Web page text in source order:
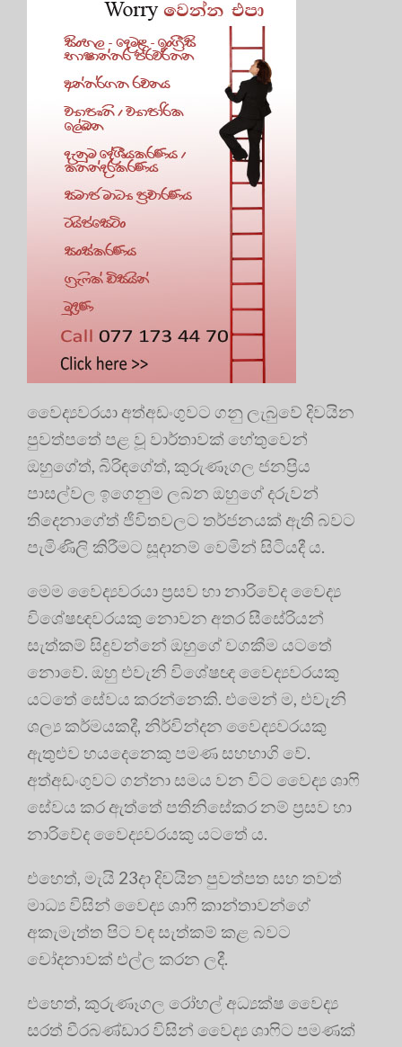
වෛද්‍යවරයා අත්අඩංගුවට ගනු ලැබුවේ දිවයින
පුවත්පතේ පළ වූ වාර්තාවක් හේතුවෙන්
ඔහුගේත්, බිරිඳගේත්, කුරුණෑගල ජනප්‍රිය
පාසල්වල ඉගෙනුම ලබන ඔහුගේ දරුවන්
තිදෙනාගේත් ජීවිතවලට තර්ජනයක් ඇති බවට
පැමිණිලි කිරීමට සූදානම් වෙමින් සිටියදී ය.
මෙම වෛද්‍යවරයා ප්‍රසව හා නාරිවේද වෛද්‍ය
විශේෂඥවරයකු නොවන අතර සීසේරියන්
සැත්කම් සිදුවන්නේ ඔහුගේ වගකීම යටතේ
නොවේ. ඔහු එවැනි විශේෂඥ වෛද්‍යවරයකු
යටතේ සේවය කරන්නෙකි. එමෙන් ම, එවැනි
ශල්‍ය කර්මයකදී, නිර්වින්දන වෛද්‍යවරයකු
ඇතුළුව හයදෙනෙකු පමණ සහභාගි වේ.
අත්අඩංගුවට ගන්නා සමය වන විට වෛද්‍ය ශාෆි
සේවය කර ඇත්තේ පතිනිසේකර නම් ප්‍රසව හා
නාරිවේද වෛද්‍යවරයකු යටතේ ය.
එහෙත්, මැයි 23දා දිවයින පුවත්පත සහ තවත්
මාධ්‍ය විසින් වෛද්‍ය ශාෆි කාන්තාවන්ගේ
අකැමැත්ත පිට වඳ සැත්කම් කළ බවට
චෝදනාවක් එල්ල කරන ලදී.
එහෙත්, කුරුණෑගල රෝහල් අධ්‍යක්ෂ වෛද්‍ය
සරත් වීරබණ්ඩාර විසින් වෛද්‍ය ශාෆිට පමණක්